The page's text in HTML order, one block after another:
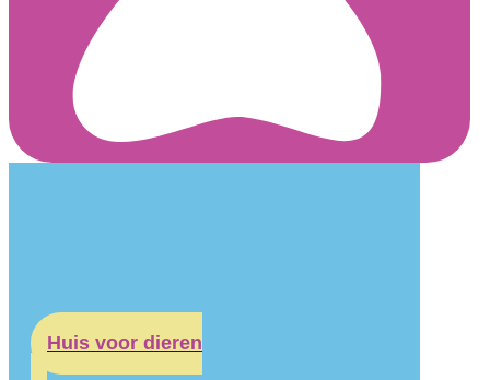
Huis voor dieren